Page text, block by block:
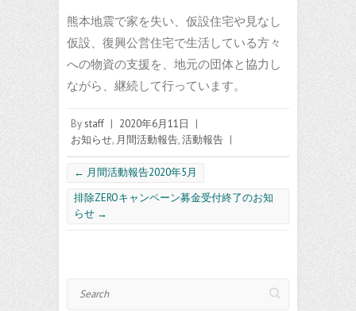
熊本地震で家を失い、仮設住宅や見なし
仮設、復興公営住宅で生活している方々
への物資の支援を、地元の団体と協力し
ながら、継続して行っています。
Bystaff | 2020年6月11日
|
お知らせ, 月間活動報告,活動報告 |
← 月間活動報告2020年5月
排除ZEROキャンペーン募金受付終了のお知
らせ →